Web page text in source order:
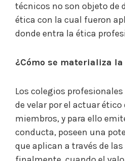
técnicos no son objeto de
ética con la cual fueron
donde entra la ética
¿Cómo se materializa
Los colegios
de velar por el actuar ético
miembros, y para ello
conducta, poseen una
que aplican a través de